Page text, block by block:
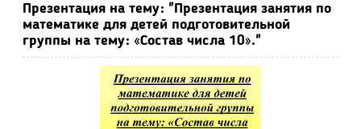
Презентация на тему: "Презентация занятия по
математике для детей подготовительной
группы на тему: «Состав числа 10»."